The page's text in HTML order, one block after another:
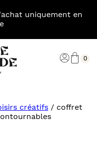
uniquement en
0
créatifs / coffret